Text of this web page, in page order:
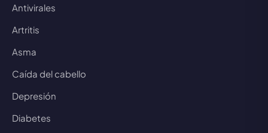
Antivirales
Artritis
Asma
Caída del cabello
Depresión
Diabetes